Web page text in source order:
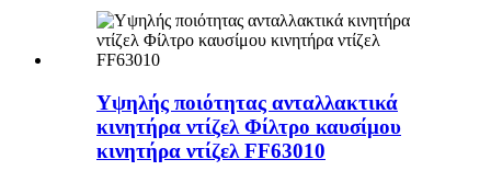
Υψηλής ποιότητας ανταλλακτικά
κινητήρα ντίζελ Φίλτρο καυσίμου
κινητήρα ντίζελ FF63010